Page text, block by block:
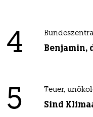
4 Benjamin,
5 Teuer,
Sind